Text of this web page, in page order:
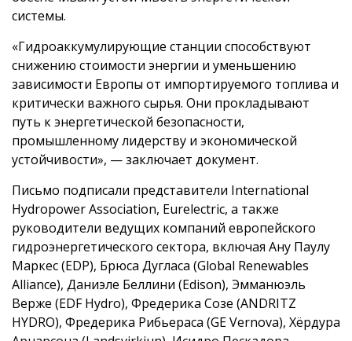
системы.
«Гидроаккумулирующие станции способствуют
снижению стоимости энергии и уменьшению
зависимости Европы от импортируемого топлива и
критически важного сырья. Они прокладывают
путь к энергетической безопасности,
промышленному лидерству и экономической
устойчивости», — заключает документ.
Письмо подписали представители International
Hydropower Association, Eurelectric, а также
руководители ведущих компаний европейского
гидроэнергетического сектора, включая Ану Паулу
Маркес (EDP), Брюса Дугласа (Global Renewables
Alliance), Даниэле Беллини (Edison), Эмманюэль
Верже (EDF Hydro), Фредерика Созе (ANDRITZ
HYDRO), Фредерика Рибьераса (GE Vernova), Хёрдура